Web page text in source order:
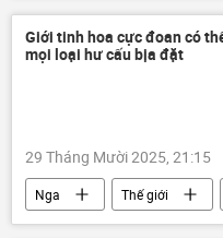
Vladimir Putin
Giới tinh hoa cực đoan có
mọi loại hư cấu bịa đặt
29 Tháng Mười 2025, 21:15
Nga Thế giới
Maria Zakharova